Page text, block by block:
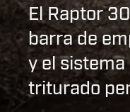
El Raptor
barra de
y el
triturado